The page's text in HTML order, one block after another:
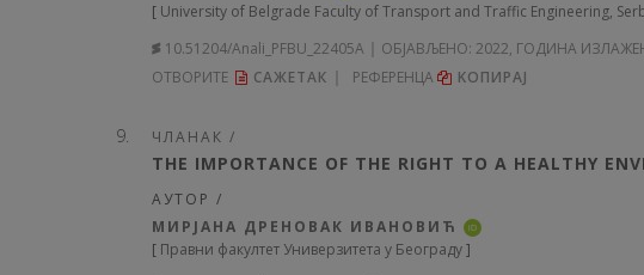
[ University of Belgrade Faculty of Transport and Traffic Engineering,
10.51204/Anali_PFBU_22405A
ОБЈАВЉЕНО: 2022, ГОДИНА
ОТВОРИТЕ
САЖЕТАК РЕФЕРЕНЦА KОПИРАЈ
ЧЛАНАК /
THE IMPORTANCE OF THE RIGHT TO A HEALTHY
АУТОР /
МИРЈАНА ДРЕНОВАК ИВАНОВИЋ
iD
[ Правни факултет Универзитета у Београду]